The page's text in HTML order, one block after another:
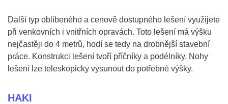
Další typ oblíbeného a cenově dostupného lešení využijete
při venkovních i vnitřních opravách. Toto lešení má výšku
nejčastěji do 4 metrů, hodí se tedy na drobnější stavební
práce. Konstrukci lešení tvoří příčníky a podélníky. Nohy
lešení lze teleskopicky vysunout do potřebné výšky.
HAKI